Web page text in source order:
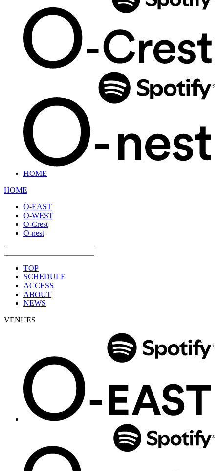
HOME
HOME
O-EAST
O-WEST
O-Crest
O-nest
TOP
SCHEDULE
ACCESS
ABOUT
NEWS
VENUES